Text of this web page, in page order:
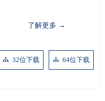
뀒 32位下载 뀒 64位下载
了解更多 →